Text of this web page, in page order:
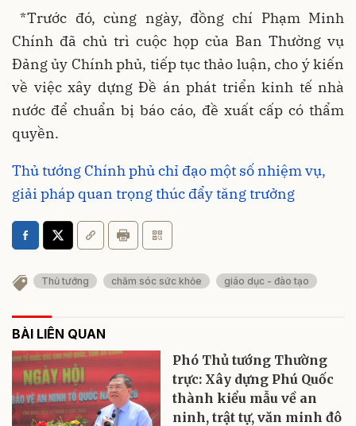
*Trước đó, cùng ngày, đồng chí Phạm Minh
Chính đã chủ trì cuộc họp của Ban Thường vụ
Đảng ủy Chính phủ, tiếp tục thảo luận, cho ý kiến
về việc xây dựng Đề án phát triển kinh tế nhà
nước để chuẩn bị báo cáo, đề xuất cấp có thẩm
quyền.
Thủ tướng Chính phủ chỉ đạo một số nhiệm vụ,
giải pháp quan trọng thúc đẩy tăng trưởng
Thủ tướng chăm sóc sức khỏe giáo dục - đào tạo
BÀI LIÊN QUAN
Phó Thủ tướng Thường
trực: Xây dựng Phú Quốc
thành kiểu mẫu về an
ninh, trật tự, văn minh đô